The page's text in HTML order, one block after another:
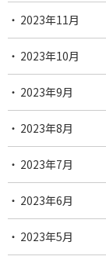
2023年11月
2023年10月
2023年9月
2023年8月
2023年7月
2023年6月
2023年5月